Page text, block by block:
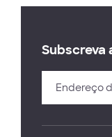
Subscreva